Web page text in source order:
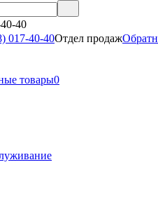
40
017-40-40Отдел продаж
товары0